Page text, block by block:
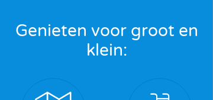
Genieten voor groot en
klein: